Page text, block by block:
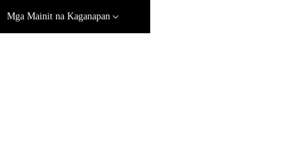
Mga Mainit na Kaganapan